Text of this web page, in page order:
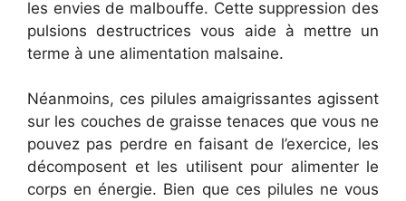
les envies de malbouffe. Cette suppression des
pulsions destructrices vous aide à mettre un
terme à une alimentation malsaine.
Néanmoins, ces pilules amaigrissantes agissent
sur les couches de graisse tenaces que vous ne
pouvez pas perdre en faisant de l’exercice, les
décomposent et les utilisent pour alimenter le
corps en énergie. Bien que ces pilules ne vous